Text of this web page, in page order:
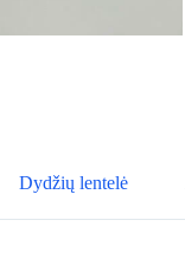
Dydžių lentelė